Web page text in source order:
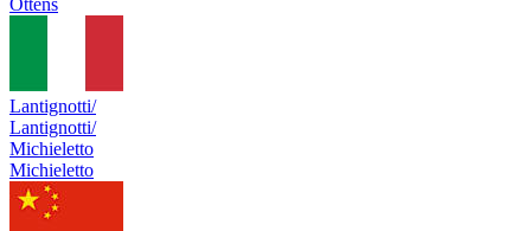
Ottens
Lantignotti/
Lantignotti/
Michieletto
Michieletto